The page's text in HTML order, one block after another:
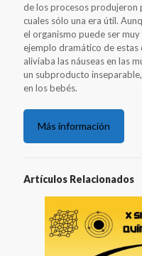
de los procesos produjeron
cuales sólo una era útil.
el organismo puede ser
ejemplo dramático de estas
aliviaba las náuseas en las
un subproducto
en los bebés.
Más información
Artículos Relacionados